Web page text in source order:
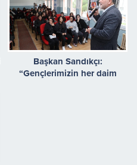
Başkan Sandıkçı:
“Gençlerimizin her daim